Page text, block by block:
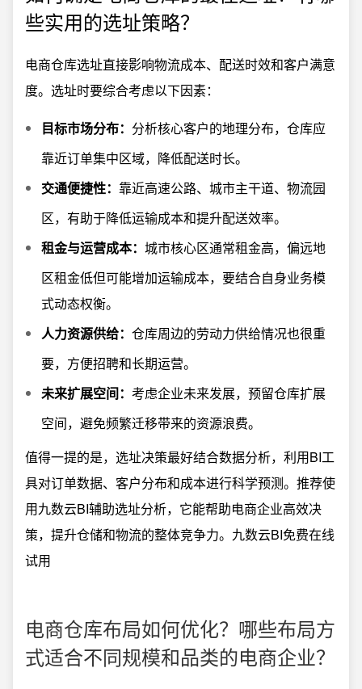
些实用的选址策略？
电商仓库选址直接影响物流成本、配送时效和客户满意
度。选址时要综合考虑以下因素：
目标市场分布： 分析核心客户的地理分布，仓库应
靠近订单集中区域，降低配送时长。
交通便捷性： 靠近高速公路、城市主干道、物流园
区，有助于降低运输成本和提升配送效率。
租金与运营成本： 城市核心区通常租金高，偏远地
区租金低但可能增加运输成本，要结合自身业务模
式动态权衡。
人力资源供给： 仓库周边的劳动力供给情况也很重
要，方便招聘和长期运营。
未来扩展空间： 考虑企业未来发展，预留仓库扩展
空间，避免频繁迁移带来的资源浪费。
值得一提的是，选址决策最好结合数据分析，利用BI工
具对订单数据、客户分布和成本进行科学预测。推荐使
用九数云BI辅助选址分析，它能帮助电商企业高效决
策，提升仓储和物流的整体竞争力。 九数云BI免费在线
试用
电商仓库布局如何优化？哪些布局方
式适合不同规模和品类的电商企业？